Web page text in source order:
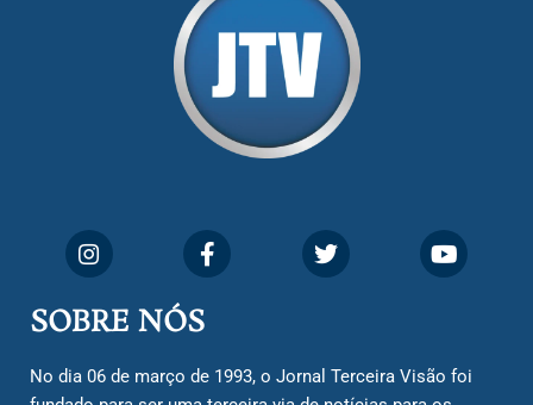
SOBRE NÓS
No dia 06 de março de 1993, o Jornal Terceira Visão foi